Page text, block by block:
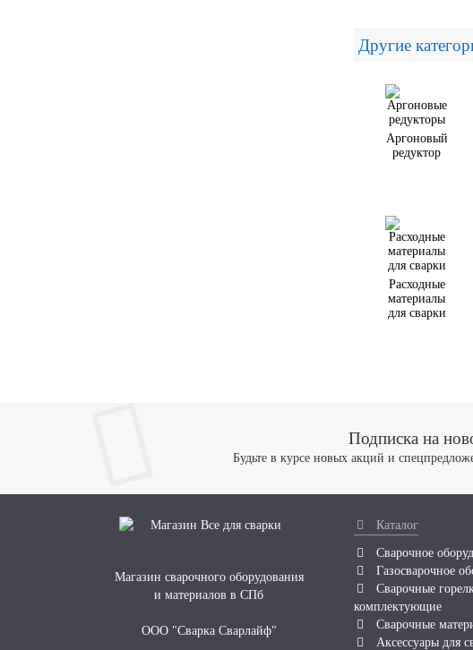
Другие
Аргоновый
редуктор
Расходные
материалы
для сварки
Подписка на
Будьте в курсе новых акций и
Магазин сварочного оборудования
и материалов в СПб
ООО "Сварка Сварлайф"
Каталог
Сварочное
Газосварочное
Сварочные
комплектующие
Сварочные
Аксессуары для